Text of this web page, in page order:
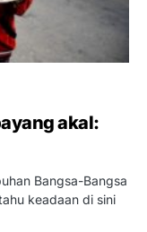
akal:
Bangsa-Bangsa
keadaan di sini